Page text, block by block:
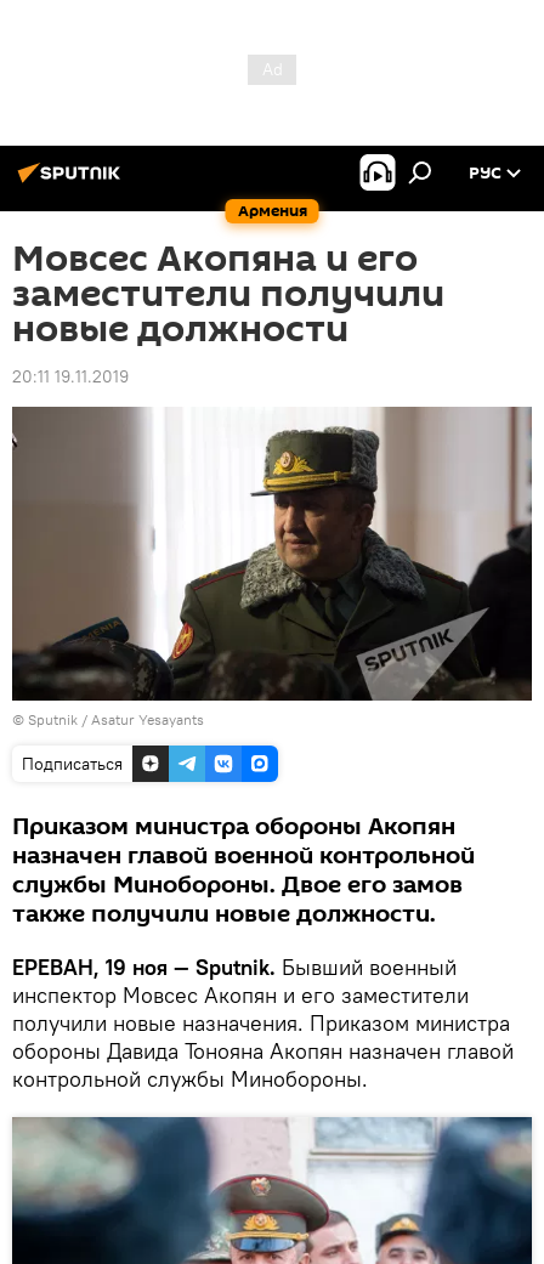
Армения
РУС
Мовсес Акопяна и его
заместители получили
новые должности
20:11 19.11.2019
© Sputnik / Asatur Yesayants
Подписаться
Приказом министра обороны Акопян
назначен главой военной контрольной
службы Минобороны. Двое его замов
также получили новые должности.
ЕРЕВАН, 19 ноя — Sputnik. Бывший военный
инспектор Мовсес Акопян и его заместители
получили новые назначения. Приказом министра
обороны Давида Тонояна Акопян назначен главой
контрольной службы Минобороны.